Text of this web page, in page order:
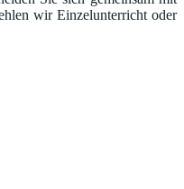
wir Einzelunterricht oder